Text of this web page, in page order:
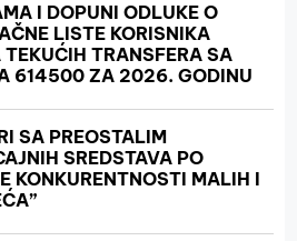
I DOPUNI ODLUKE O
LISTE KORISNIKA
TRANSFERA SA
614500 ZA 2026. GODINU
SA PREOSTALIM
SREDSTAVA PO
KONKURENTNOSTI MALIH I